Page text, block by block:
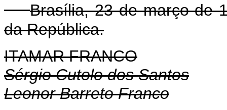
Brasília, 23 de março de
da República.
ITAMAR FRANCO
Sérgio Cutolo dos Santos
Leonor Barreto Franco